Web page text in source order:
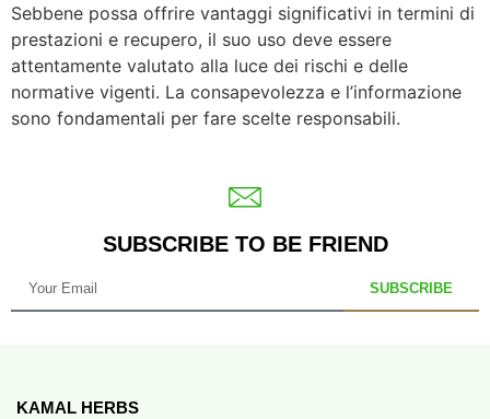
Sebbene possa offrire vantaggi significativi in termini di
prestazioni e recupero, il suo uso deve essere
attentamente valutato alla luce dei rischi e delle
normative vigenti. La consapevolezza e l’informazione
sono fondamentali per fare scelte responsabili.
SUBSCRIBE TO BE FRIEND
SUBSCRIBE
KAMAL HERBS